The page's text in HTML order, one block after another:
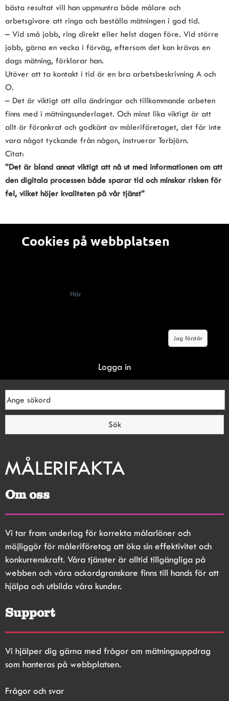
bästa resultat vill han uppmuntra både målare och
arbetsgivare att ringa och beställa mätningen i god tid.
– Vid små jobb, ring direkt eller helst dagen före. Vid större
jobb, gärna en vecka i förväg, eftersom det kan krävas en
dags mätning, förklarar han.
Utöver att ta kontakt i tid är en bra arbetsbeskrivning A och
O.
– Det är viktigt att alla ändringar och tillkommande arbeten
finns med i mätningsunderlaget. Och minst lika viktigt är att
allt är förankrat och godkänt av måleriföretaget, det får inte
vara något tyckande från någon, instruerar Torbjörn.
Citat:
”Det är bland annat viktigt att nå ut med informationen om att
den digitala processen både sparar tid och minskar risken för
fel, vilket höjer kvaliteten på vår tjänst”
Cookies på webbplatsen
Här
Jag förstår
Logga in
Om oss
Vi tar fram underlag för korrekta målarlöner och
möjliggör för måleriföretag att öka sin effektivitet och
konkurrenskraft. Våra tjänster är alltid tillgängliga på
webben och våra ackordgranskare finns till hands för att
hjälpa och utbilda våra kunder.
Support
Vi hjälper dig gärna med frågor om mätningsuppdrag
som hanteras på webbplatsen.
Frågor och svar